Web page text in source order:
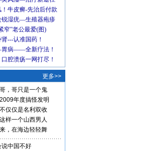
更多>>
，哥只是一个鬼
年度搞怪发明
仅仅是名利双收
样一个山西男人
，在海边轻轻舞
中国不好